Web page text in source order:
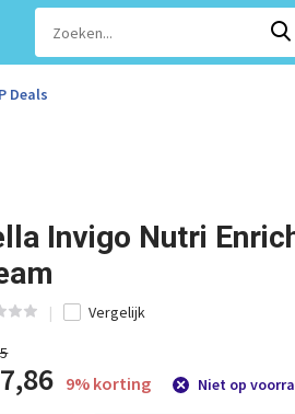
Deals
Invigo Nutri
Vergelijk
9% korting Niet op